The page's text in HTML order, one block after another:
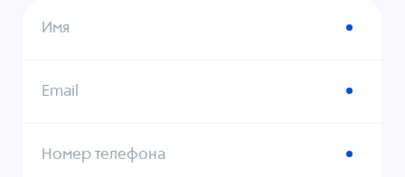
Имя
Email
Номер телефона